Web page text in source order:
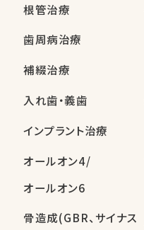
根管治療
歯周病治療
補綴治療
入れ歯・義歯
インプラント治療
オールオン4/
オールオン6
骨造成(GBR、サイナス